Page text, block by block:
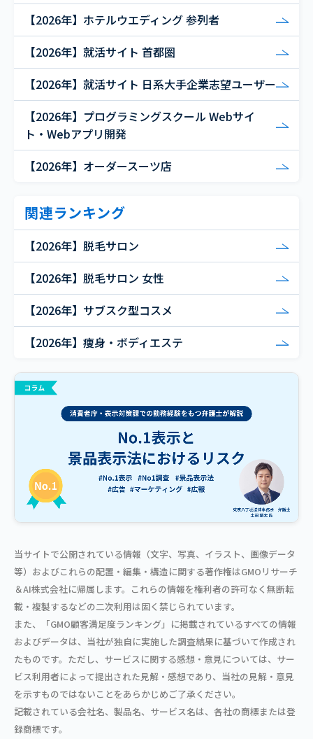
【2026年】ホテルウエディング 参列者
【2026年】就活サイト 首都圏
【2026年】就活サイト 日系大手企業志望ユーザー
【2026年】プログラミングスクール Webサイ
ト・Webアプリ開発
【2026年】オーダースーツ店
関連ランキング
【2026年】脱毛サロン
【2026年】脱毛サロン 女性
【2026年】サブスク型コスメ
【2026年】痩身・ボディエステ
当サイトで公開されている情報（文字、写真、イラスト、画像データ
等）およびこれらの配置・編集・構造に関する著作権はGMOリサーチ
＆AI株式会社に帰属します。これらの情報を権利者の許可なく無断転
載・複製するなどの二次利用は固く禁じられています。
また、「GMO顧客満足度ランキング」に掲載されているすべての情報
およびデータは、当社が独自に実施した調査結果に基づいて作成され
たものです。ただし、サービスに関する感想・意見については、サー
ビス利用者によって提出された見解・感想であり、当社の見解・意見
を示すものではないことをあらかじめご了承ください。
記載されている会社名、製品名、サービス名は、各社の商標または登
録商標です。